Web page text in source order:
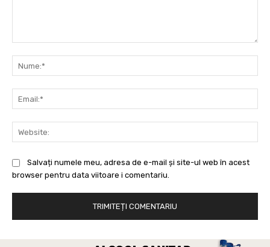
Salvați numele meu, adresa de e-mail și site-ul web în acest
browser pentru data viitoare i comentariu.